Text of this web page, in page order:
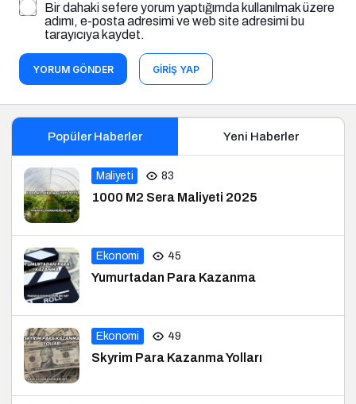
Bir dahaki sefere yorum yaptığımda kullanılmak üzere
adımı, e-posta adresimi ve web site adresimi bu
tarayıcıya kaydet.
YORUM GÖNDER GIRIŞ YAP
Popüler Haberler Yeni Haberler
Maliyeti 83
1000 M2 Sera Maliyeti 2025
Ekonomi 45
Yumurtadan Para Kazanma
Ekonomi 49
Skyrim Para Kazanma Yolları